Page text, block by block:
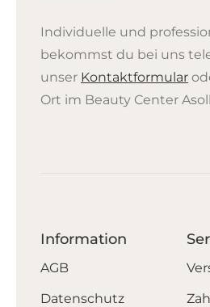
Individuelle und
bekommst du bei uns
unser Kontaktformular
Ort im Beauty Center
Information
AGB
Datenschutz